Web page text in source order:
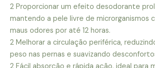
2 Proporcionar um efeito desodorante
mantendo a pele livre de microrganismos
maus odores por até 12 horas.
2 Melhorar a circulação periférica,
peso nas pernas e suavizando